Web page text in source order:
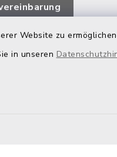
Website zu
in unseren